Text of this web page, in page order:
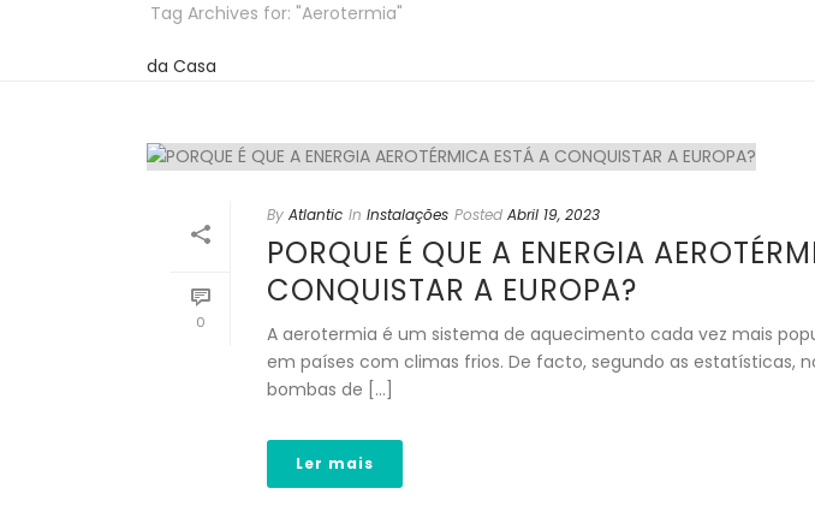
Tag Archives for: "Aerotermia"
0
By Atlantic In Instalações Posted Abril 19, 2023
PORQUE É QUE A ENERGIA
CONQUISTAR A EUROPA?
A aerotermia é um sistema de aquecimento cada vez mais
em países com climas frios. De facto, segundo as estatísticas,
bombas de [...]
Ler mais